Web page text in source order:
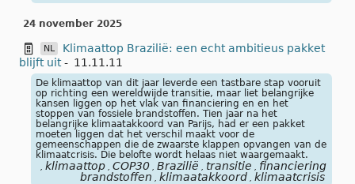
24 november 2025
NL
Klimaattop Brazilië: een echt ambitieus pakket
blijft uit- 11.11.11
De klimaattop van dit jaar leverde een tastbare stap vooruit
op richting een wereldwijde transitie, maar liet belangrijke
kansen liggen op het vlak van financiering en en het
stoppen van fossiele brandstoffen. Tien jaar na het
belangrijke klimaatakkoord van Parijs, had er een pakket
moeten liggen dat het verschil maakt voor de
gemeenschappen die de zwaarste klappen opvangen van de
klimaatcrisis. Die belofte wordt helaas niet waargemaakt.
klimaattop COP30 Brazilië transitie financiering
brandstoffen
klimaatakkoord klimaatcrisis